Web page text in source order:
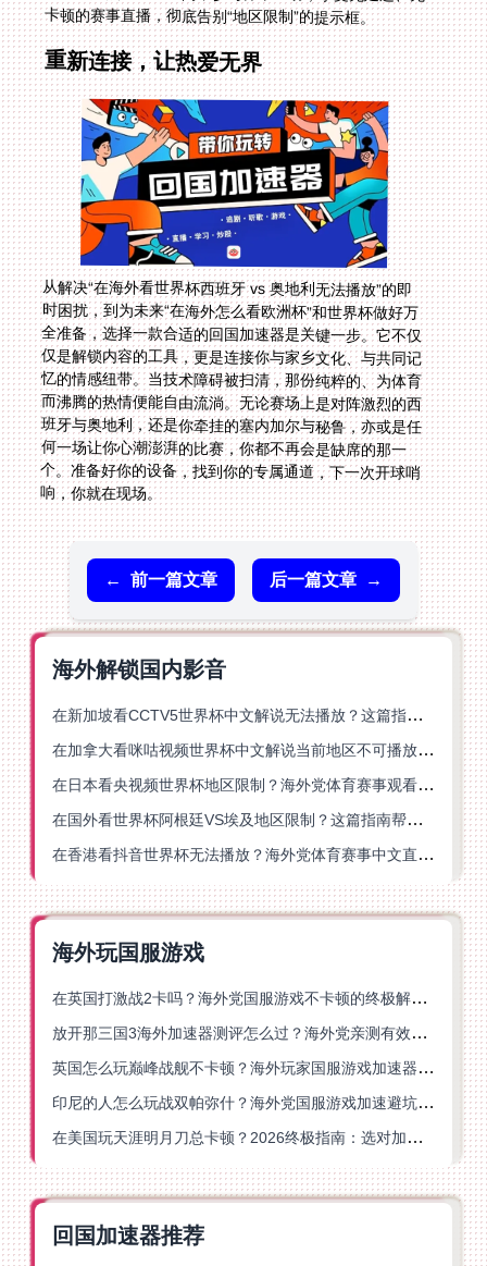
卡顿的赛事直播，彻底告别“地区限制”的提示框。
重新连接，让热爱无界
从解决“在海外看世界杯西班牙 vs 奥地利无法播放”的即
时困扰，到为未来“在海外怎么看欧洲杯”和世界杯做好万
全准备，选择一款合适的回国加速器是关键一步。它不仅
仅是解锁内容的工具，更是连接你与家乡文化、与共同记
忆的情感纽带。当技术障碍被扫清，那份纯粹的、为体育
而沸腾的热情便能自由流淌。无论赛场上是对阵激烈的西
班牙与奥地利，还是你牵挂的塞内加尔与秘鲁，亦或是任
何一场让你心潮澎湃的比赛，你都不再会是缺席的那一
个。准备好你的设备，找到你的专属通道，下一次开球哨
响，你就在现场。
← 前一篇文章 后一篇文章 →
海外解锁国内影音
在新加坡看CCTV5世界杯中文解说无法播放？这篇指南帮你解锁海外体育直播自由
在加拿大看咪咕视频世界杯中文解说当前地区不可播放？这篇指南帮你一键解决
在日本看央视频世界杯地区限制？海外党体育赛事观看终极指南
在国外看世界杯阿根廷VS埃及地区限制？这篇指南帮你搞定中文直播+解说
在香港看抖音世界杯无法播放？海外党体育赛事中文直播终极指南
海外玩国服游戏
在英国打激战2卡吗？海外党国服游戏不卡顿的终极解决方案
放开那三国3海外加速器测评怎么过？海外党亲测有效的国服游戏加速指南
英国怎么玩巅峰战舰不卡顿？海外玩家国服游戏加速器终极指南
印尼的人怎么玩战双帕弥什？海外党国服游戏加速避坑指南
在美国玩天涯明月刀总卡顿？2026终极指南：选对加速器让你丝滑连招
回国加速器推荐